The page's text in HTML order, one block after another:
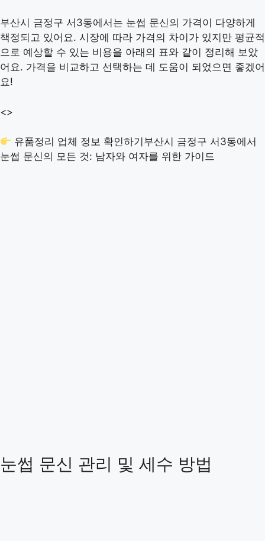
부산시 금정구 서3동에서는 눈썹 문신의 가격이 다양하게
책정되고 있어요. 시장에 따라 가격의 차이가 있지만 평균적
으로 예상할 수 있는 비용을 아래의 표와 같이 정리해 보았
어요. 가격을 비교하고 선택하는 데 도움이 되었으면 좋겠어
요!
<>
유품정리 업체 정보 확인하기 부산시 금정구 서3동에서
눈썹 문신의 모든 것: 남자와 여자를 위한 가이드
눈썹 문신 관리 및 세수 방법